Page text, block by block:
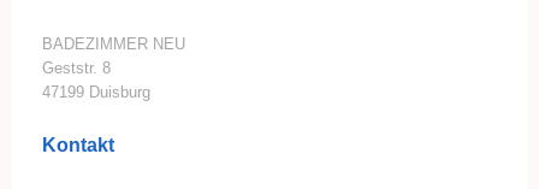
BADEZIMMER NEU
Geststr. 8
47199 Duisburg
Kontakt